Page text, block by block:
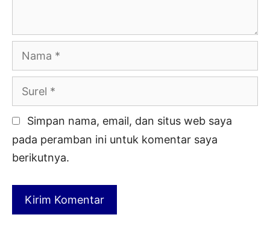
Nama
Surel
Simpan nama, email, dan situs web saya
pada peramban ini untuk komentar saya
berikutnya.